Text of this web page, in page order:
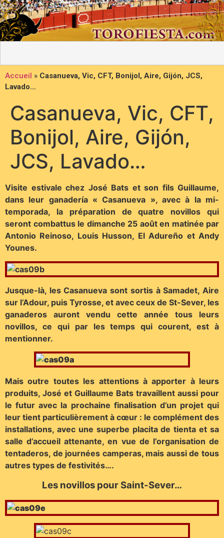
Accueil » Casanueva, Vic, CFT, Bonijol, Aire, Gijón, JCS,
Lavado…
Casanueva, Vic, CFT,
Bonijol, Aire, Gijón,
JCS, Lavado…
Visite estivale chez José Bats et son fils Guillaume,
dans leur ganadería « Casanueva », avec à la mi-
temporada, la préparation de quatre novillos qui
seront combattus le dimanche 25 août en matinée par
Antonio Reinoso, Louis Husson, El Adureño et Andy
Younes.
Jusque-là, les Casanueva sont sortis à Samadet, Aire
sur l’Adour, puis Tyrosse, et avec ceux de St-Sever, les
ganaderos auront vendu cette année tous leurs
novillos, ce qui par les temps qui courent, est à
mentionner.
Mais outre toutes les attentions à apporter à leurs
produits, José et Guillaume Bats travaillent aussi pour
le futur avec la prochaine finalisation d’un projet qui
leur tient particulièrement à cœur : le complément des
installations, avec une superbe placita de tienta et sa
salle d’accueil attenante, en vue de l’organisation de
tentaderos, de journées camperas, mais aussi de tous
autres types de festivités….
Les novillos pour Saint-Sever…